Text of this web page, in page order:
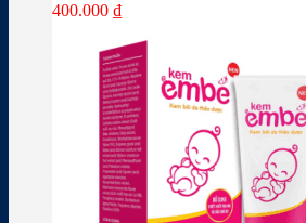
400.000 ₫